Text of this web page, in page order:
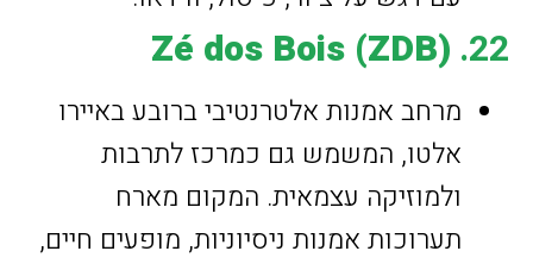
22.
Zé dos Bois (ZDB)
מרחב אמנות אלטרנטיבי ברובע באיירו
אלטו, המשמש גם כמרכז לתרבות
ולמוזיקה עצמאית. המקום מארח
תערוכות אמנות ניסיוניות, מופעים חיים,